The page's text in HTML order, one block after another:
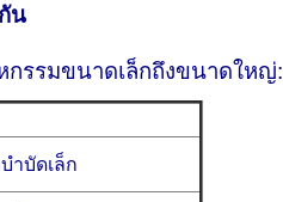
น
กรรมขนาดเล็กถึงขนาดใหญ่:
ำบัดเล็ก